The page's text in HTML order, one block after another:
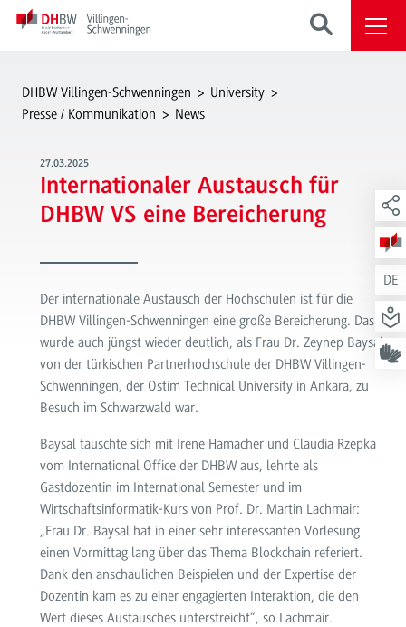
DE
DHBW Villingen-Schwenningen
University
Presse / Kommunikation
News
27.03.2025
Internationaler Austausch für
DHBW VS eine Bereicherung
Der internationale Austausch der Hochschulen ist für die
DHBW Villingen-Schwenningen eine große Bereicherung. Das
wurde auch jüngst wieder deutlich, als Frau Dr. Zeynep Baysal
von der türkischen Partnerhochschule der DHBW Villingen-
Schwenningen, der Ostim Technical University in Ankara, zu
Besuch im Schwarzwald war.
Baysal tauschte sich mit Irene Hamacher und Claudia Rzepka
vom International Office der DHBW aus, lehrte als
Gastdozentin im International Semester und im
Wirtschaftsinformatik-Kurs von Prof. Dr. Martin Lachmair:
„Frau Dr. Baysal hat in einer sehr interessanten Vorlesung
einen Vormittag lang über das Thema Blockchain referiert.
Dank den anschaulichen Beispielen und der Expertise der
Dozentin kam es zu einer engagierten Interaktion, die den
Wert dieses Austausches unterstreicht“, so Lachmair.